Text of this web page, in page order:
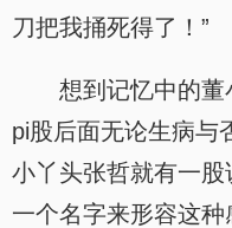
刀把我捅死得了！”
想到记忆中的
pi股后面无论生病与
小丫头张哲就有一
一个名字来形容这